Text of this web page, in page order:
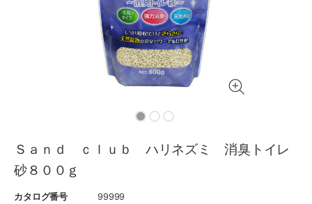
Ｓａｎｄ ｃｌｕｂ ハリネズミ 消臭トイレ
砂８００ｇ
カタログ番号
99999